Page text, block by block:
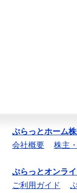
ぷらっとホーム
会社概要
株主
ぷらっとオンラ
ご利用ガイド